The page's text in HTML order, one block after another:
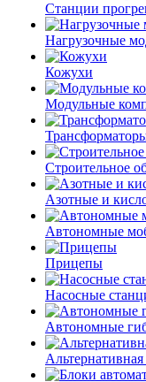
Станции
Нагрузочные
Кожухи
Модульные
Строительное
Азотные и
Автономные
Прицепы
Насосные
Автономные
Альтернативная